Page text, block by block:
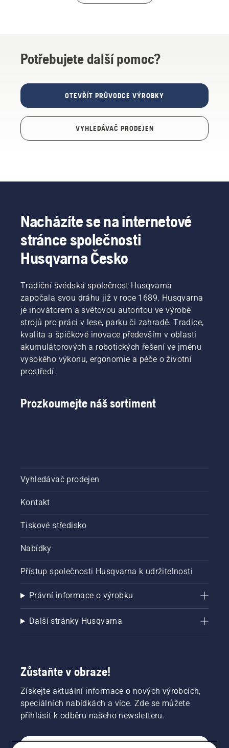
Potřebujete další pomoc?
OTEVŘÍT PRŮVODCE VÝROBKY
VYHLEDÁVAČ PRODEJEN
Nacházíte se na internetové
stránce společnosti
Husqvarna Česko
Tradiční švédská společnost Husqvarna
započala svou dráhu již v roce 1689. Husqvarna
je inovátorem a světovou autoritou ve výrobě
strojů pro práci v lese, parku či zahradě. Tradice,
kvalita a špičkové inovace především v oblasti
akumulátorových a robotických řešení ve jménu
vysokého výkonu, ergonomie a péče o životní
prostředí.
Prozkoumejte náš sortiment
Vyhledávač prodejen
Kontakt
Tiskové středisko
Nabídky
Přístup společnosti Husqvarna k udržitelnosti
Právní informace o výrobku
Další stránky Husqvarna
Zůstaňte v obraze!
Získejte aktuální informace o nových výrobcích,
speciálních nabídkách a více. Zde se můžete
přihlásit k odběru našeho newsletteru.